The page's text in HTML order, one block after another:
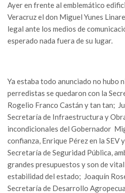
Ayer en frente al emblemático
Veracruz el don Miguel Yunes
legal ante los medios de
esperado nada fuera de su lugar.
Ya estaba todo anunciado no hubo
perredistas se quedaron con la
Rogelio Franco Castán y tan tan;
Secretaría de Infraestructura y
incondicionales del Gobernador
confianza, Enrique Pérez en la SEV
Secretaría de Seguridad Pública,
grandes presupuestos y son de
estabilidad del estado; Joaquín
Secretaría de Desarrollo